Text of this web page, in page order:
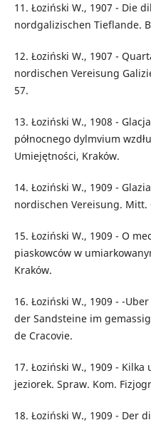
11. Łoziński W., 1907 - Die
nordgalizischen Tieflande.
12. Łoziński W., 1907 -
nordischen Vereisung
57.
13. Łoziński W., 1908 -
północnego dylmvium
Umiejętności, Kraków.
14. Łoziński W., 1909 -
nordischen Vereisung. Mitt.
15. Łoziński W., 1909 - O
piaskowców w
Kraków.
16. Łoziński W., 1909 - -
der Sandsteine im
de Cracovie.
17. Łoziński W., 1909 -
jeziorek. Spraw. Kom.
18. Łoziński W., 1909 - Der